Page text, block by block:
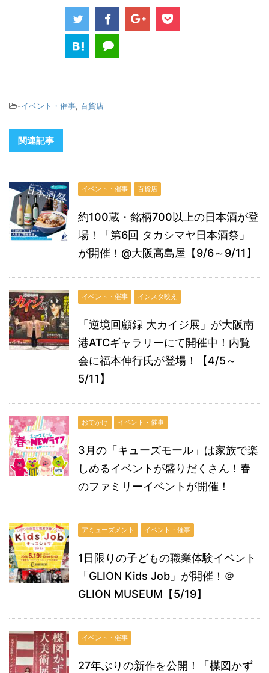
-イベント・催事, 百貨店
関連記事
イベント・催事 百貨店
約100蔵・銘柄700以上の日本酒が登
場！「第6回 タカシマヤ日本酒祭」
が開催！@大阪高島屋【9/6～9/11】
イベント・催事 インスタ映え
「逆境回顧録 大カイジ展」が大阪南
港ATCギャラリーにて開催中！内覧
会に福本伸行氏が登場！【4/5～
5/11】
おでかけ イベント・催事
3月の「キューズモール」は家族で楽
しめるイベントが盛りだくさん！春
のファミリーイベントが開催！
アミューズメント イベント・催事
1日限りの子どもの職業体験イベント
「GLION Kids Job」が開催！＠
GLION MUSEUM【5/19】
イベント・催事
27年ぶりの新作を公開！「楳図かず